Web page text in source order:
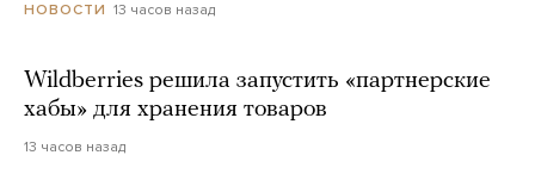
НОВОСТИ 13 часов назад
Wildberries решила запустить «партнерские
хабы» для хранения товаров
13 часов назад